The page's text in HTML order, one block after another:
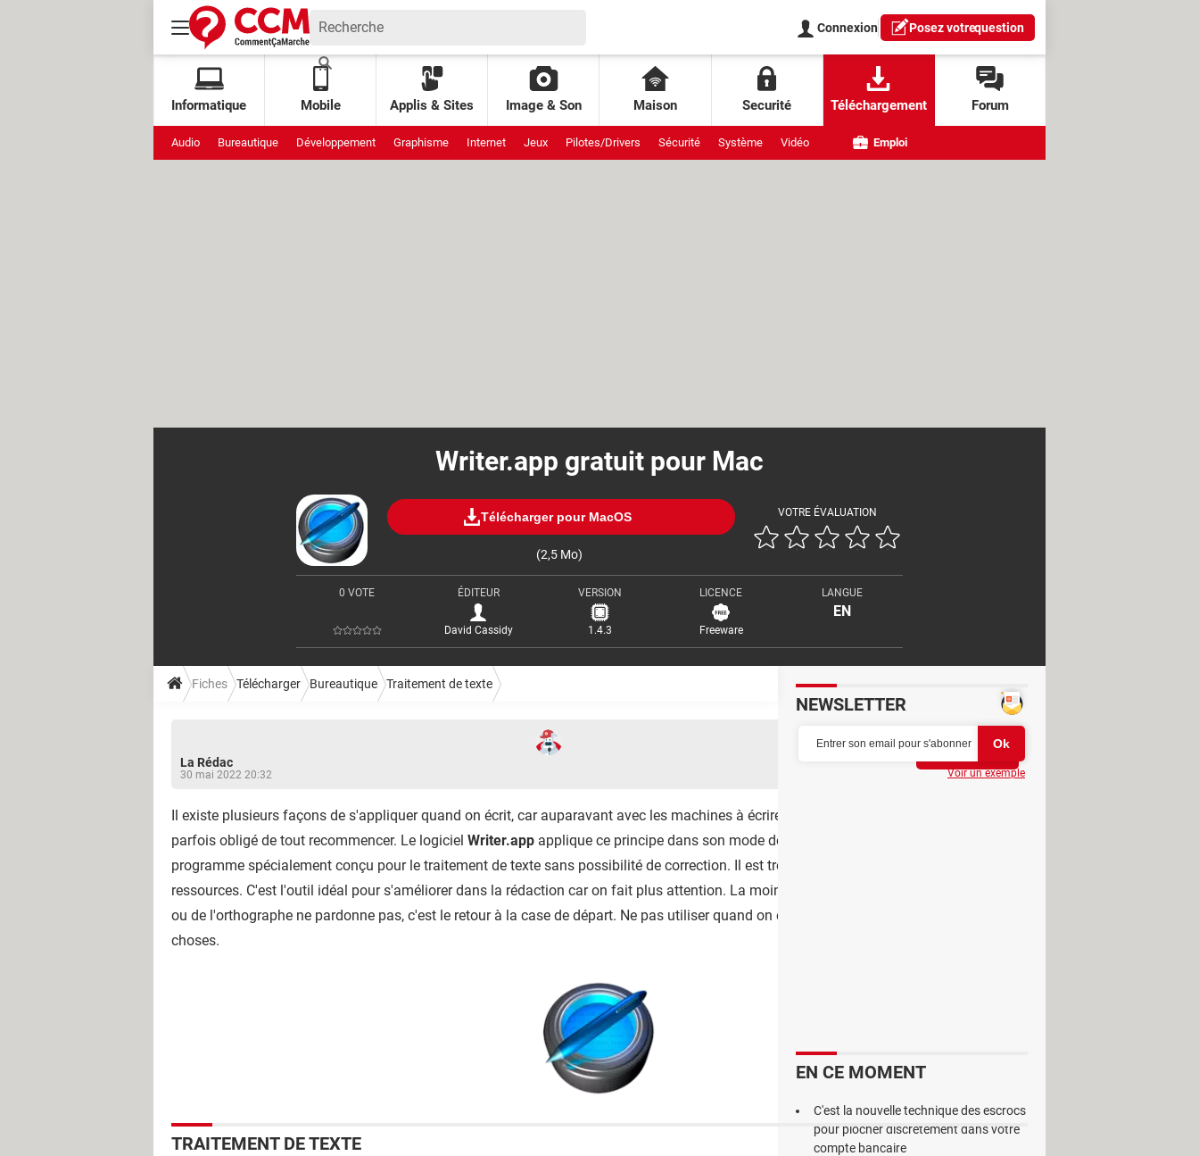
Connexion Posez votrequestion
Informatique Mobile Applis & Sites Image & Son Maison Securité Téléchargement Forum
Audio Bureautique Développement Graphisme Internet Jeux Pilotes/Drivers Sécurité Système Vidéo Emploi
Writer.app gratuit pour Mac
Télécharger pour MacOS
(2,5 Mo)
VOTRE ÉVALUATION
0 VOTE ÉDITEUR
David Cassidy
VERSION
1.4.3
LICENCE
Freeware
LANGUE
EN
Fiches Télécharger Bureautique Traitement de texte
La Rédac
30 mai 2022 20:32
Il existe plusieurs façons de s'appliquer quand on écrit, car auparavant avec les machines à écrire, une fois qu'on a fait une faute on est
parfois obligé de tout recommencer. Le logiciel Writer.app applique ce principe dans son mode de fonctionnement. Il s'agit d'un
programme spécialement conçu pour le traitement de texte sans possibilité de correction. Il est très simple et requiert un minimum de
ressources. C'est l'outil idéal pour s'améliorer dans la rédaction car on fait plus attention. La moindre erreur au niveau de la grammaire
ou de l'orthographe ne pardonne pas, c'est le retour à la case de départ. Ne pas utiliser quand on est pressé car ça risque de gâter les
choses.
TRAITEMENT DE TEXTE
NEWSLETTER
Voir un exemple
EN CE MOMENT
C'est la nouvelle technique des escrocs
pour piocher discrètement dans votre
compte bancaire